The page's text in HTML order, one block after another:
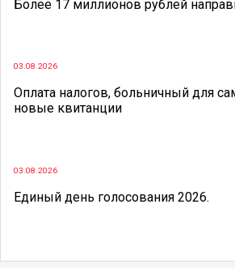
Более 17 миллионов рублей
03.08.2026
Оплата налогов, больничный для
новые квитанции
03.08.2026
Единый день голосования 2026.